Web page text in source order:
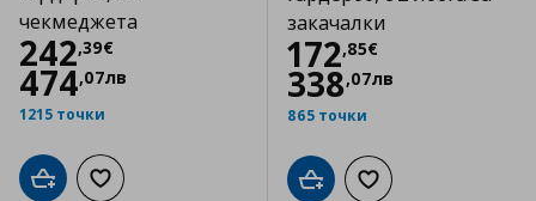
чекмеджета
242,39€
Цена
474,07лв
1215 точки
Добави в кошницата
Добави към списъка с любими
закачалки
172,85€
Цена
338,07лв
865 точки
Добави в кошницата
Добави към